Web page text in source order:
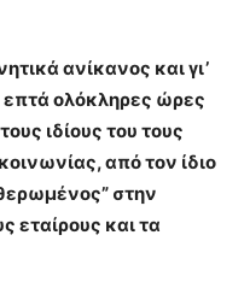
ανίκανος και γι’
επτά ολόκληρες ώρες
ιδίους του τους
από τον ίδιο
στην
εταίρους και τα